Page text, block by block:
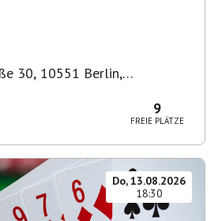
30, 10551 Berlin,
9
FREIE PLÄTZE
Do, 13.08.2026
18:30